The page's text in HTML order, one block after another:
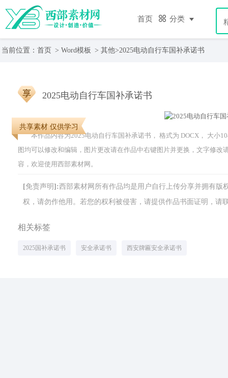
首页 分类
当前位置： 首页 > Word模板 > 其他>2025电动自行车国补承诺书
共享素材 仅供学习
2025电动自行车国补承诺书
本作品内容为2025电动自行车国补承诺书， 格式为 DOCX， 大小
图均可以修改和编辑，图片更改请在作品中右键图片并更换，文字修
容，欢迎使用西部素材网。
[免责声明]:西部素材网所有作品均是用户自行上传分享并拥有
权，请勿作他用。若您的权利被侵害，请提供作品书面证明，请
相关标签
2025国补承诺书 安全承诺书 西安牌匾安全承诺书